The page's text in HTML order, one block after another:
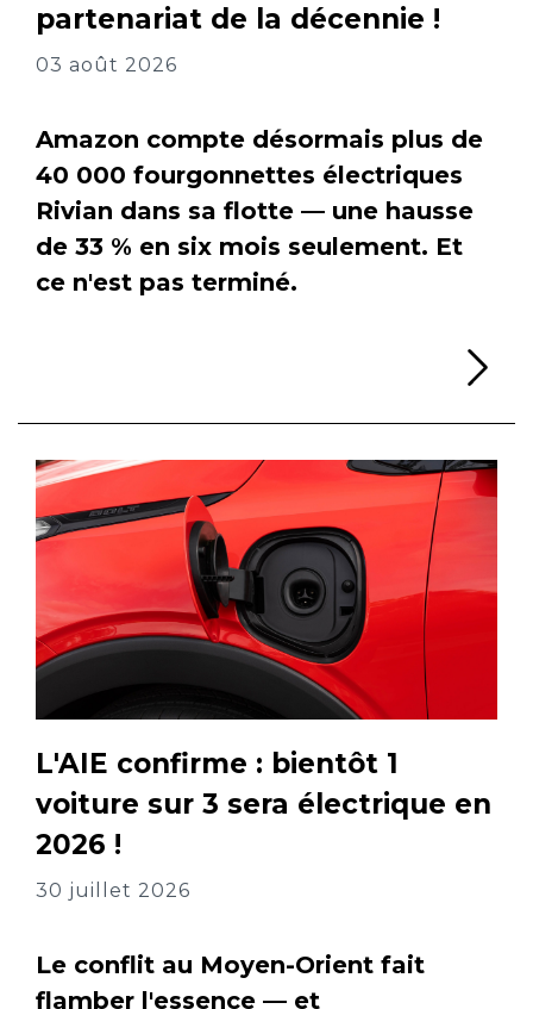
partenariat de la décennie !
03 août 2026
Amazon compte désormais plus de
40 000 fourgonnettes électriques
Rivian dans sa flotte — une hausse
de 33 % en six mois seulement. Et
ce n'est pas terminé.
L'AIE confirme : bientôt 1
voiture sur 3 sera électrique en
2026 !
30 juillet 2026
Le conflit au Moyen-Orient fait
flamber l'essence — et